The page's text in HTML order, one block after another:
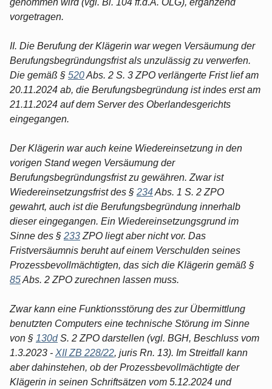
genommen wird (vgl. Bl. 104 ff.d.A. OLG), ergänzend
vorgetragen.
II. Die Berufung der Klägerin war wegen Versäumung der
Berufungsbegründungsfrist als unzulässig zu verwerfen.
Die gemäß § 520Abs. 2 S. 3 ZPO verlängerte Frist lief am
20.11.2024 ab, die Berufungsbegründung ist indes erst am
21.11.2024 auf dem Server des Oberlandesgerichts
eingegangen.
Der Klägerin war auch keine Wiedereinsetzung in den
vorigen Stand wegen Versäumung der
Berufungsbegründungsfrist zu gewähren. Zwar ist
Wiedereinsetzungsfrist des § 234Abs. 1 S. 2 ZPO
gewahrt, auch ist die Berufungsbegründung innerhalb
dieser eingegangen. Ein Wiedereinsetzungsgrund im
Sinne des § 233 ZPO liegt aber nicht vor. Das
Fristversäumnis beruht auf einem Verschulden seines
Prozessbevollmächtigten, das sich die Klägerin gemäß §
85Abs. 2 ZPO zurechnen lassen muss.
Zwar kann eine Funktionsstörung des zur Übermittlung
benutzten Computers eine technische Störung im Sinne
von § 130dS. 2 ZPO darstellen (vgl. BGH, Beschluss vom
1.3.2023 - XII ZB 228/22, juris Rn. 13). Im Streitfall kann
aber dahinstehen, ob der Prozessbevollmächtigte der
Klägerin in seinen Schriftsätzen vom 5.12.2024 und